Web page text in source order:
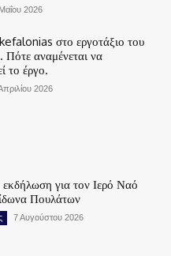
2026
στο εργοτάξιο του
αναμένεται να
το έργο.
2026
για τον Ιερό Ναό
Πουλάτων
7 Αυγούστου 2026